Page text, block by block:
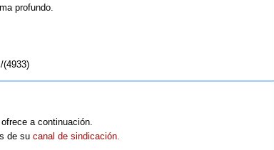
profundo.
a continuación.
de sucanal de sindicación.